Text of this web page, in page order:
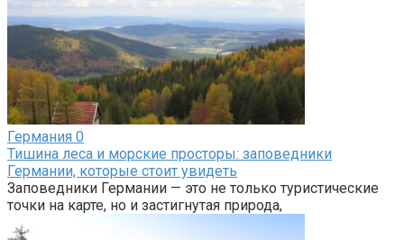
Германия 0
Тишина леса и морские просторы: заповедники
Германии, которые стоит увидеть
Заповедники Германии — это не только туристические
точки на карте, но и застигнутая природа,